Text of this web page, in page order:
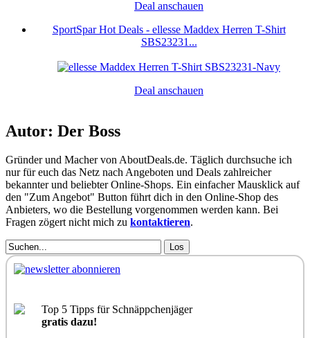
Deal anschauen
SportSpar Hot Deals - ellesse Maddex Herren T-Shirt
SBS23231...
Deal anschauen
Autor: Der Boss
Gründer und Macher von AboutDeals.de. Täglich durchsuche ich
nur für euch das Netz nach Angeboten und Deals zahlreicher
bekannter und beliebter Online-Shops. Ein einfacher Mausklick auf
den "Zum Angebot" Button führt dich in den Online-Shop des
Anbieters, wo die Bestellung vorgenommen werden kann. Bei
Fragen zögert nicht mich zu kontaktieren.
Los
Top 5 Tipps für Schnäppchenjäger
gratis dazu!